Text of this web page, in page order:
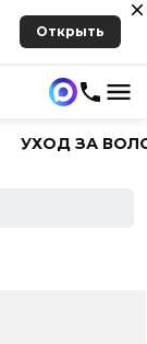
Открыть
УХОД ЗА